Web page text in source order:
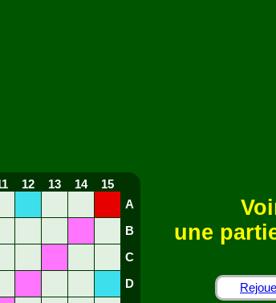
12 13 14
15
A
B
C
D
une